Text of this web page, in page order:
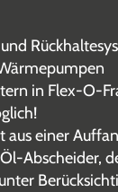
in Flex-O-
aus einer
Abscheider,